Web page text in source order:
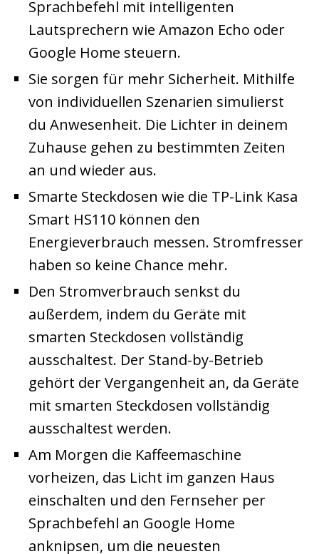
Sprachbefehl mit intelligenten
Lautsprechern wie Amazon Echo oder
Google Home steuern.
Sie sorgen für mehr Sicherheit. Mithilfe
von individuellen Szenarien simulierst
du Anwesenheit. Die Lichter in deinem
Zuhause gehen zu bestimmten Zeiten
an und wieder aus.
Smarte Steckdosen wie die TP-Link Kasa
Smart HS110 können den
Energieverbrauch messen. Stromfresser
haben so keine Chance mehr.
Den Stromverbrauch senkst du
außerdem, indem du Geräte mit
smarten Steckdosen vollständig
ausschaltest. Der Stand-by-Betrieb
gehört der Vergangenheit an, da Geräte
mit smarten Steckdosen vollständig
ausschaltest werden.
Am Morgen die Kaffeemaschine
vorheizen, das Licht im ganzen Haus
einschalten und den Fernseher per
Sprachbefehl an Google Home
anknipsen, um die neuesten